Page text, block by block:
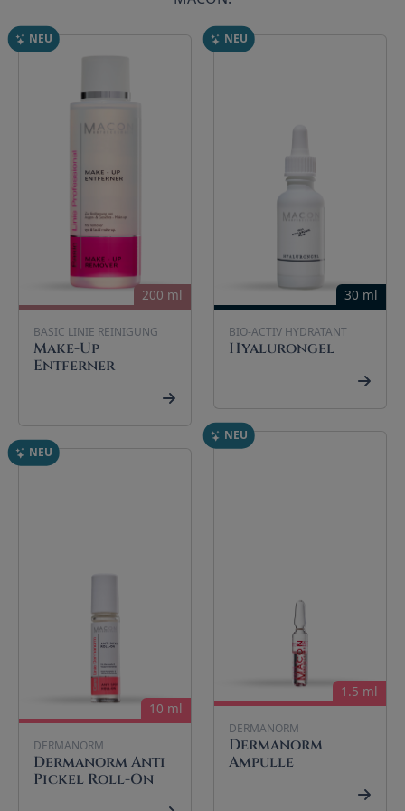
200 ml
NEU
BASIC LINIE REINIGUNG
Make-Up
Entferner
30 ml
NEU
BIO-ACTIV HYDRATANT
Hyalurongel
1.5 ml
NEU
DERMANORM
Dermanorm
Ampulle
10 ml
NEU
DERMANORM
Dermanorm Anti
Pickel Roll-On